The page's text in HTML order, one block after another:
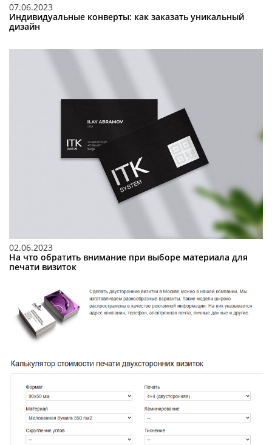
07.06.2023
Индивидуальные конверты: как заказать уникальный
дизайн
02.06.2023
На что обратить внимание при выборе материала для
печати визиток